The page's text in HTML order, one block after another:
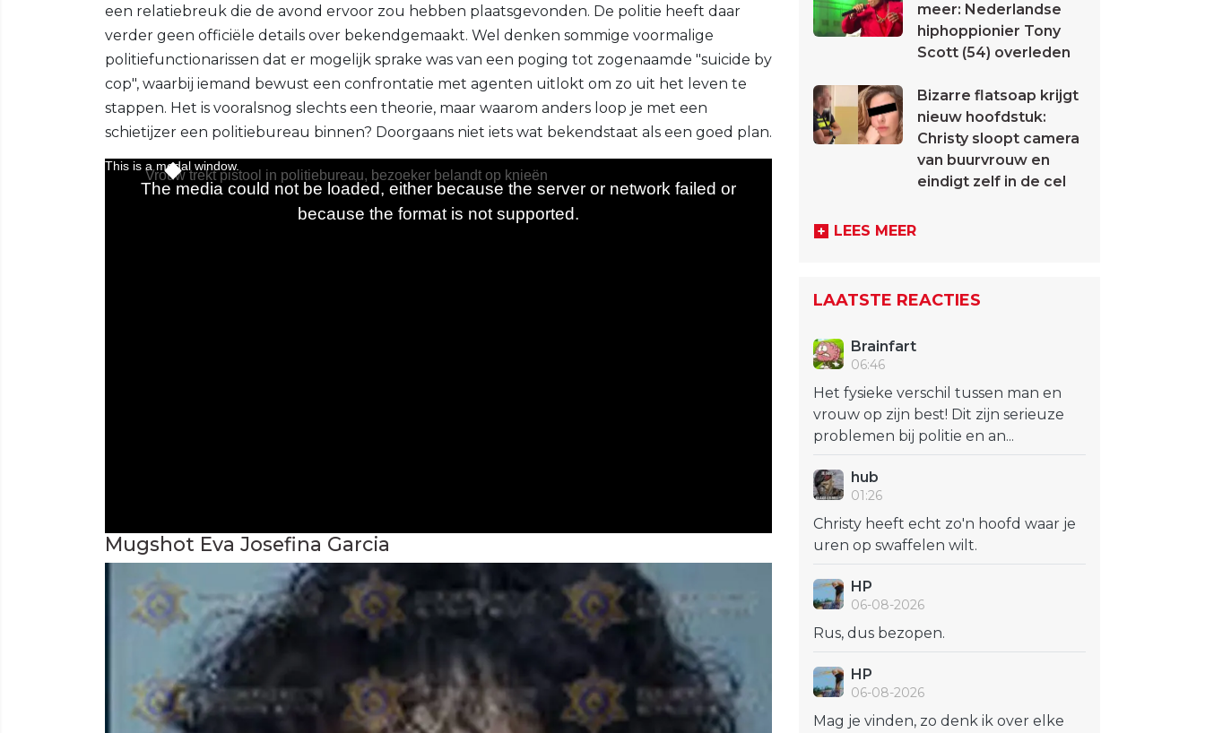
een relatiebreuk die de avond ervoor zou hebben plaatsgevonden. De politie heeft daar
verder geen officiële details over bekendgemaakt. Wel denken sommige voormalige
politiefunctionarissen dat er mogelijk sprake was van een poging tot zogenaamde "suicide by
cop", waarbij iemand bewust een confrontatie met agenten uitlokt om zo uit het leven te
stappen. Het is vooralsnog slechts een theorie, maar waarom anders loop je met een
schietijzer een politiebureau binnen? Doorgaans niet iets wat bekendstaat als een goed plan.
Mugshot Eva Josefina Garcia
meer: Nederlandse
hiphoppionier Tony
Scott (54) overleden
Bizarre flatsoap krijgt
nieuw hoofdstuk:
Christy sloopt camera
van buurvrouw en
eindigt zelf in de cel
LEES MEER
LAATSTE REACTIES
Brainfart
06:46
Het fysieke verschil tussen man en
vrouw op zijn best! Dit zijn serieuze
problemen bij politie en an...
hub
01:26
Christy heeft echt zo'n hoofd waar je
uren op swaffelen wilt.
HP
06-08-2026
Rus, dus bezopen.
HP
06-08-2026
Mag je vinden, zo denk ik over elke